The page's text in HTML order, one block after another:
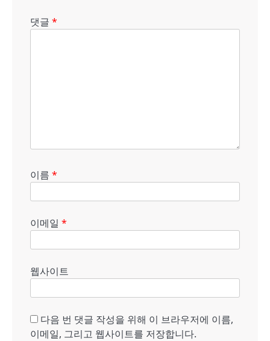
댓글 *
이름 *
이메일 *
웹사이트
다음 번 댓글 작성을 위해 이 브라우저에 이름,
이메일, 그리고 웹사이트를 저장합니다.